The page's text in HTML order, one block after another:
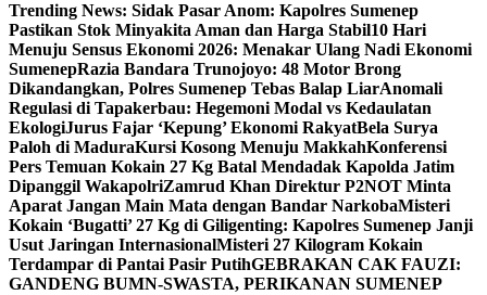
Trending News: Sidak Pasar Anom: Kapolres Sumenep
Pastikan Stok Minyakita Aman dan Harga Stabil10 Hari
Menuju Sensus Ekonomi 2026: Menakar Ulang Nadi Ekonomi
SumenepRazia Bandara Trunojoyo: 48 Motor Brong
Dikandangkan, Polres Sumenep Tebas Balap LiarAnomali
Regulasi di Tapakerbau: Hegemoni Modal vs Kedaulatan
EkologiJurus Fajar ‘Kepung’ Ekonomi RakyatBela Surya
Paloh di MaduraKursi Kosong Menuju MakkahKonferensi
Pers Temuan Kokain 27 Kg Batal Mendadak Kapolda Jatim
Dipanggil WakapolriZamrud Khan Direktur P2NOT Minta
Aparat Jangan Main Mata dengan Bandar NarkobaMisteri
Kokain ‘Bugatti’ 27 Kg di Giligenting: Kapolres Sumenep Janji
Usut Jaringan InternasionalMisteri 27 Kilogram Kokain
Terdampar di Pantai Pasir PutihGEBRAKAN CAK FAUZI:
GANDENG BUMN-SWASTA, PERIKANAN SUMENEP